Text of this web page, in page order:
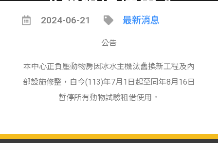
2024-06-21 最新消息
公告
本中心正負壓動物房因冰水主機汰舊換新工程及內
部設施修整，自今(113)年7月1日起至同年8月16日
暫停所有動物試驗租借使用。